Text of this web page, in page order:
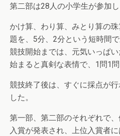
第二部は28人の小学生が参加し
かけ算、わり算、みとり算の
題を、5分、2分という短時間
競技開始までは、元気いっぱ
始まると真剣な表情で、1問1問
競技終了後は、すぐに採点が
した。
第一部、第二部のそれぞれで、
入賞が発表され、上位入賞者